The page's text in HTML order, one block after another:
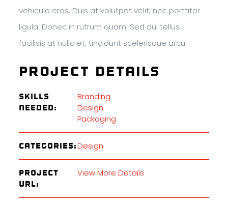
vehicula eros. Duis at volutpat velit, nec porttitor
ligula. Donec in rutrum quam. Sed dui tellus,
facilisis at nulla et, tincidunt scelerisque arcu.
Project Details
Skills
Needed:
Branding
Design
Packaging
Categories:Design
Project
URL:
View More Details